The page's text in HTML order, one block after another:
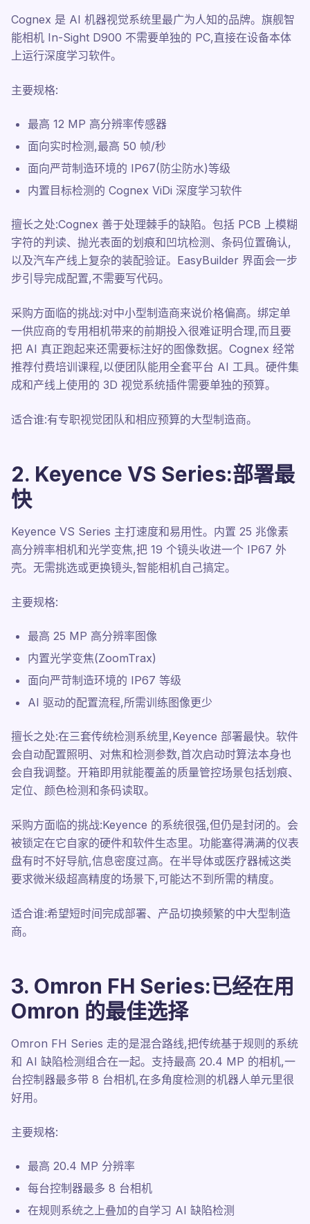
Cognex 是 AI 机器视觉系统里最广为人知的品牌。旗舰智
能相机 In-Sight D900 不需要单独的 PC,直接在设备本体
上运行深度学习软件。
主要规格:
最高 12 MP 高分辨率传感器
面向实时检测,最高 50 帧/秒
面向严苛制造环境的 IP67(防尘防水)等级
内置目标检测的 Cognex ViDi 深度学习软件
擅长之处:Cognex 善于处理棘手的缺陷。包括 PCB 上模糊
字符的判读、抛光表面的划痕和凹坑检测、条码位置确认,
以及汽车产线上复杂的装配验证。EasyBuilder 界面会一步
步引导完成配置,不需要写代码。
采购方面临的挑战:对中小型制造商来说价格偏高。绑定单
一供应商的专用相机带来的前期投入很难证明合理,而且要
把 AI 真正跑起来还需要标注好的图像数据。Cognex 经常
推荐付费培训课程,以便团队能用全套平台 AI 工具。硬件集
成和产线上使用的 3D 视觉系统插件需要单独的预算。
适合谁:有专职视觉团队和相应预算的大型制造商。
2. Keyence VS Series:部署最
快
Keyence VS Series 主打速度和易用性。内置 25 兆像素
高分辨率相机和光学变焦,把 19 个镜头收进一个 IP67 外
壳。无需挑选或更换镜头,智能相机自己搞定。
主要规格:
最高 25 MP 高分辨率图像
内置光学变焦(ZoomTrax)
面向严苛制造环境的 IP67 等级
AI 驱动的配置流程,所需训练图像更少
擅长之处:在三套传统检测系统里,Keyence 部署最快。软件
会自动配置照明、对焦和检测参数,首次启动时算法本身也
会自我调整。开箱即用就能覆盖的质量管控场景包括划痕、
定位、颜色检测和条码读取。
采购方面临的挑战:Keyence 的系统很强,但仍是封闭的。会
被锁定在它自家的硬件和软件生态里。功能塞得满满的仪表
盘有时不好导航,信息密度过高。在半导体或医疗器械这类
要求微米级超高精度的场景下,可能达不到所需的精度。
适合谁:希望短时间完成部署、产品切换频繁的中大型制造
商。
3. Omron FH Series:已经在用
Omron 的最佳选择
Omron FH Series 走的是混合路线,把传统基于规则的系统
和 AI 缺陷检测组合在一起。支持最高 20.4 MP 的相机,一
台控制器最多带 8 台相机,在多角度检测的机器人单元里很
好用。
主要规格:
最高 20.4 MP 分辨率
每台控制器最多 8 台相机
在规则系统之上叠加的自学习 AI 缺陷检测